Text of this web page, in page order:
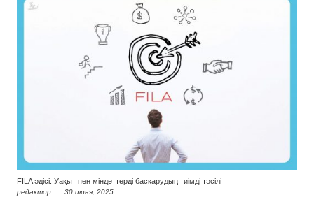
FILA әдісі: Уақыт пен міндеттерді басқарудың тиімді тәсілі
редактор 30 июня, 2025